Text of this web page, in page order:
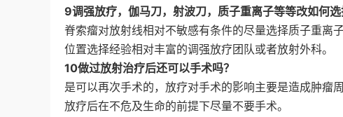
9调强放疗，伽马刀，射波刀，质子重离子等等改如何选
脊索瘤对放射线相对不敏感有条件的尽量选择质子重离
位置选择经验相对丰富的调强放疗团队或者放射外科。
10做过放射治疗后还可以手术吗？
是可以再次手术的，放疗对手术的影响主要是造成肿瘤
放疗后在不危及生命的前提下尽量不要手术。